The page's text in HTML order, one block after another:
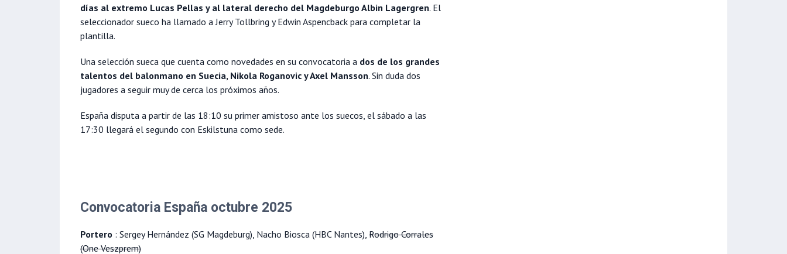
días al extremo Lucas Pellas y al lateral derecho del Magdeburgo Albin Lagergren. El
seleccionador sueco ha llamado a Jerry Tollbring y Edwin Aspencback para completar la
plantilla.
Una selección sueca que cuenta como novedades en su convocatoria a dos de los grandes
talentos del balonmano en Suecia, Nikola Roganovic y Axel Mansson. Sin duda dos
jugadores a seguir muy de cerca los próximos años.
España disputa a partir de las 18:10 su primer amistoso ante los suecos, el sábado a las
17:30 llegará el segundo con Eskilstuna como sede.
Convocatoria España octubre 2025
Portero : Sergey Hernández (SG Magdeburg), Nacho Biosca (HBC Nantes), Rodrigo Corrales
(One Veszprem)